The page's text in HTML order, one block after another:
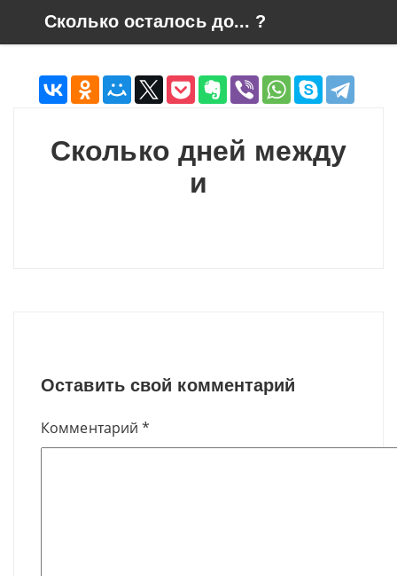
Skip to contentСколько осталось до... ?
Сколько дней между
и
Оставить свой комментарий
Комментарий *